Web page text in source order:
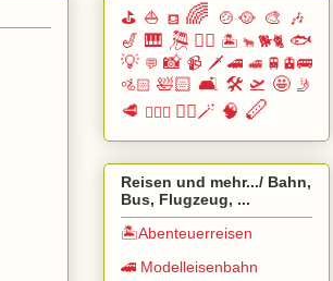
⛳ ⛵ ⛾ 🌈 🍲🥘 🎨 🎶
🎷 🎹 🎘 🏄🏽 🏝️ 🐂 🐕🐈 🐟
💡 💬 📸 📹 🗡️ 🚄 🚅 🚆🚊🚌
🚵🏻 🛀🏻 🛋️ 🛠️ 🛫 🤩 🤳
🥩 🧗🏻‍♀️ 🧙‍♂️🪄 🧠 🪈
Reisen und mehr.../ Bahn,
Bus, Flugzeug, ...
🏝️Abenteuerreisen
🚄 Modelleisenbahn